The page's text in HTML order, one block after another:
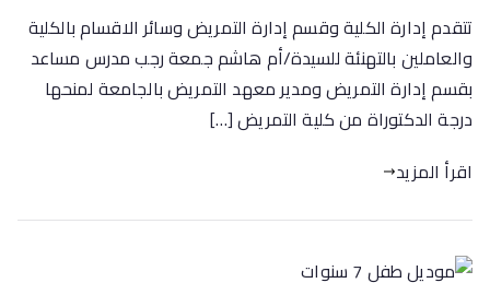
تتقدم إدارة الكلية وقسم إدارة التمريض وسائر الاقسام بالكلية
والعاملين بالتهنئة للسيدة/أم هاشم جمعة رجب مدرس مساعد
بقسم إدارة التمريض ومدير معهد التمريض بالجامعة لمنحها
درجة الدكتوراة من كلية التمريض […]
اقرأ المزيد